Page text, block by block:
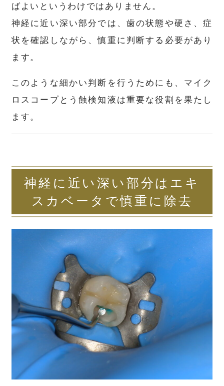
ばよいというわけではありません。
神経に近い深い部分では、歯の状態や硬さ、症
状を確認しながら、慎重に判断する必要があり
ます。
このような細かい判断を行うためにも、マイク
ロスコープとう蝕検知液は重要な役割を果たし
ます。
神経に近い深い部分はエキ
スカベータで慎重に除去